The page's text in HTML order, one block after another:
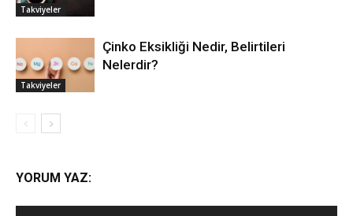
Takviyeler
Takviyeler
Çinko Eksikliği Nedir, Belirtileri
Nelerdir?
YORUM YAZ: